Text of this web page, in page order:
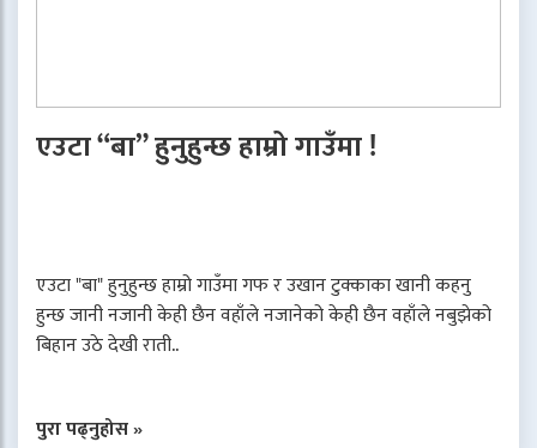
एउटा “बा” हुनुहुन्छ हाम्रो गाउँमा !
एउटा "बा" हुनुहुन्छ हाम्रो गाउँमा गफ र उखान टुक्काका खानी कहनु
हुन्छ जानी नजानी केही छैन वहाँले नजानेको केही छैन वहाँले नबुझेको
बिहान उठे देखी राती..
पुरा पढ्नुहोस »